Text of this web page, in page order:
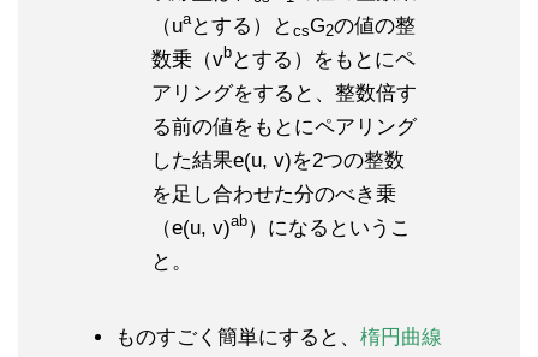
（uaとする）と csG2の値の整
数乗（vb とする）をもとにペ
アリングをすると、整数倍す
る前の値をもとにペアリング
した結果e(u, v)を2つの整数
を足し合わせた分のべき乗
（e(u, v)ab）になるというこ
と。
ものすごく簡単にすると、 楕円曲線